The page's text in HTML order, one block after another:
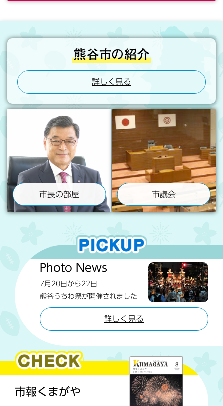
詳しく見る
市長の部屋 市議会
Photo News
7月20日から22日
熊谷うちわ祭が開催されました
詳しく見る
市報くまがや